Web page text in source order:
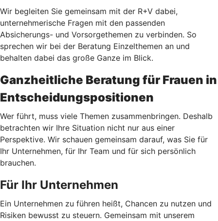
Wir begleiten Sie gemeinsam mit der R+V dabei,
unternehmerische Fragen mit den passenden
Absicherungs- und Vorsorgethemen zu verbinden. So
sprechen wir bei der Beratung Einzelthemen an und
behalten dabei das große Ganze im Blick.
Ganzheitliche Beratung für Frauen in
Entscheidungspositionen
Wer führt, muss viele Themen zusammenbringen. Deshalb
betrachten wir Ihre Situation nicht nur aus einer
Perspektive. Wir schauen gemeinsam darauf, was Sie für
Ihr Unternehmen, für Ihr Team und für sich persönlich
brauchen.
Für Ihr Unternehmen
Ein Unternehmen zu führen heißt, Chancen zu nutzen und
Risiken bewusst zu steuern. Gemeinsam mit unserem